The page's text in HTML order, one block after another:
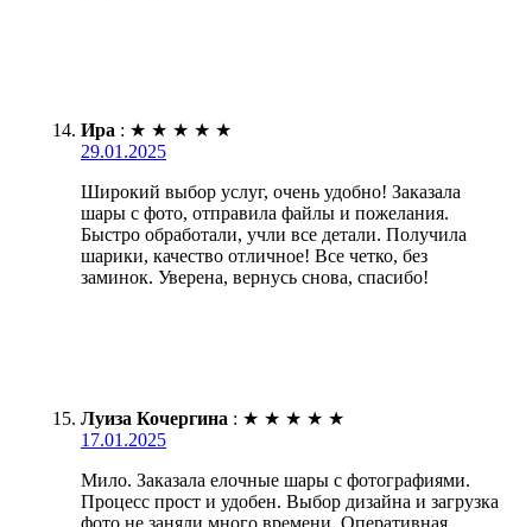
Ира : ★ ★ ★ ★ ★
29.01.2025
Широкий выбор услуг, очень удобно! Заказала
шары с фото, отправила файлы и пожелания.
Быстро обработали, учли все детали. Получила
шарики, качество отличное! Все четко, без
заминок. Уверена, вернусь снова, спасибо!
Луиза Кочергина : ★ ★ ★ ★ ★
17.01.2025
Мило. Заказала елочные шары с фотографиями.
Процесс прост и удобен. Выбор дизайна и загрузка
фото не заняли много времени. Оперативная